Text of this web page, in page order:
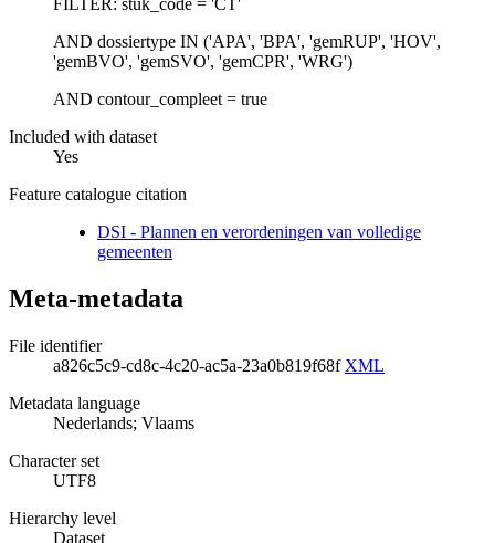
FILTER: stuk_code = 'CT'
AND dossiertype IN ('APA', 'BPA', 'gemRUP', 'HOV',
'gemBVO', 'gemSVO', 'gemCPR', 'WRG')
AND contour_compleet = true
Included with dataset
Yes
Feature catalogue citation
DSI - Plannen en verordeningen van volledige
gemeenten
Meta-metadata
File identifier
a826c5c9-cd8c-4c20-ac5a-23a0b819f68f XML
Metadata language
Nederlands; Vlaams
Character set
UTF8
Hierarchy level
Dataset